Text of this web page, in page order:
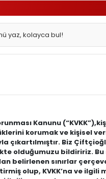
Kanunu
korumak ve kişisel
çıkartılmıştır. Biz
olduğumuzu bildiririz.
belirlenen sınırlar
olup, KVKK’na ve